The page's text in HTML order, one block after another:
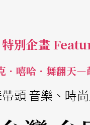
特別企畫
．嘻哈．舞翻天—
頭 音樂、時